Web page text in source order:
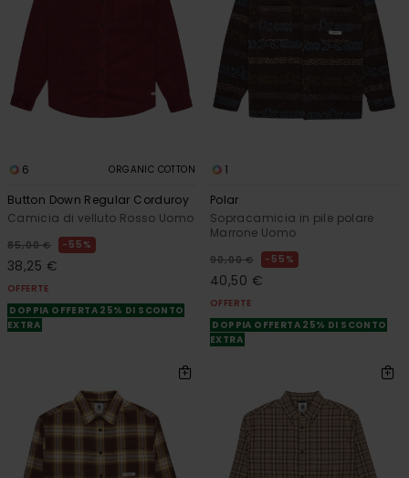
6 ORGANIC COTTON
Button Down Regular Corduroy
Camicia di velluto Rosso Uomo
85,00 € 55%
38,25 €
OFFERTE
DOPPIA OFFERTA 25% DI SCONTO
EXTRA
1
Polar
Sopracamicia in pile polare
Marrone Uomo
90,00 € 55%
40,50 €
OFFERTE
DOPPIA OFFERTA 25% DI SCONTO
EXTRA